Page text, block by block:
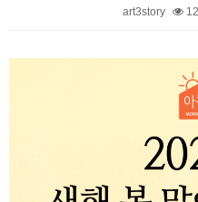
art3story
본문